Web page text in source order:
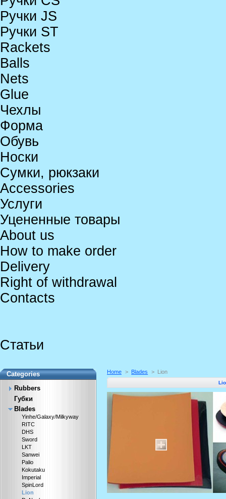
Ручки JS
Ручки ST
Rackets
Balls
Nets
Glue
Чехлы
Форма
Обувь
Носки
Сумки, рюкзаки
Accessories
Услуги
Уцененные товары
About us
How to make order
Delivery
Right of withdrawal
Contacts
Статьи
Categories
Rubbers
Губки
Blades
Yinhe/Galaxy/Milkyway
RITC
DHS
Sword
LKT
Sanwei
Palio
Kokutaku
Imperial
SpinLord
Lion
Home > Blades > Lion